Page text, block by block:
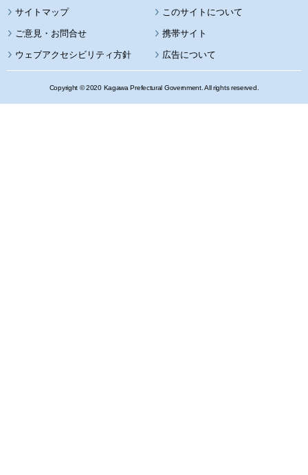
サイトマップ このサイトについて
携帯サイト
ウェブアクセシビリティ方針 広告について
Copyright © 2020 Kagawa Prefectural Government. All rights reserved.